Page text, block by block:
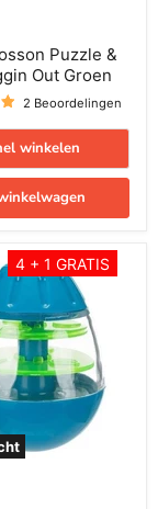
Puzzle &
Out Groen
2 Beoordelingen
winkelen
4 + 1 GRATIS